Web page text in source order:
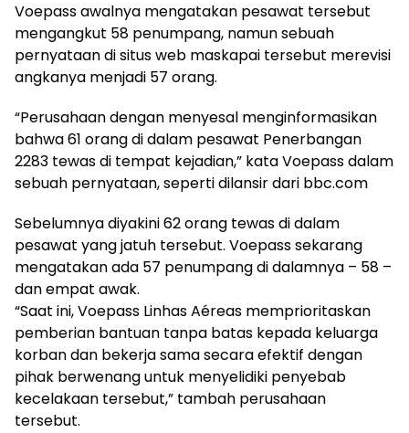
Voepass awalnya mengatakan pesawat tersebut
mengangkut 58 penumpang, namun sebuah
pernyataan di situs web maskapai tersebut merevisi
angkanya menjadi 57 orang.
“Perusahaan dengan menyesal menginformasikan
bahwa 61 orang di dalam pesawat Penerbangan
2283 tewas di tempat kejadian,” kata Voepass dalam
sebuah pernyataan, seperti dilansir dari bbc.com
Sebelumnya diyakini 62 orang tewas di dalam
pesawat yang jatuh tersebut. Voepass sekarang
mengatakan ada 57 penumpang di dalamnya – 58 –
dan empat awak.
“Saat ini, Voepass Linhas Aéreas memprioritaskan
pemberian bantuan tanpa batas kepada keluarga
korban dan bekerja sama secara efektif dengan
pihak berwenang untuk menyelidiki penyebab
kecelakaan tersebut,” tambah perusahaan
tersebut.